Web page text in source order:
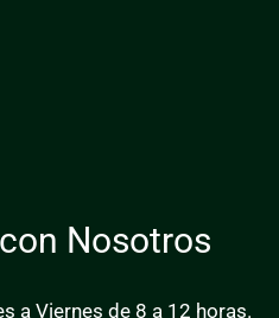
Nosotros
a Viernes de 8 a 12 horas.